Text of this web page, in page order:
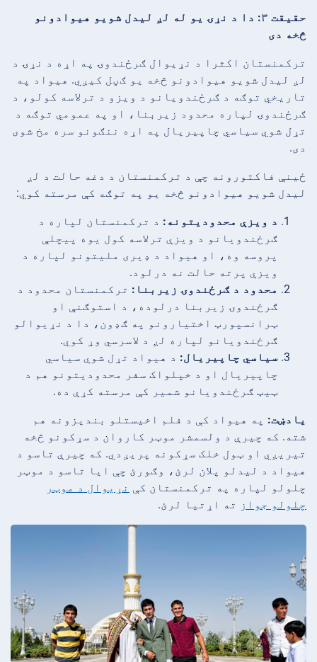
حقیقت ۳: دا د نړۍ یو له لږ لیدل شویو هیوادونو
څخه دی
ترکمنستان اکثرا د نړیوال ګرځندوۍ په اړه د نړۍ د
لږ لیدل شویو هیوادونو څخه یو ګڼل کیږي. هیواد په
تاریخي توګه د ګرځندویانو د ویزو د ترلاسه کولو، د
ګرځندوۍ لپاره محدود زیربنا، او په عمومي توګه د
تړل شوي سیاسي چاپیریال په اړه ننګونو سره مخ شوی
دی.
ځینې فاکتورونه چې د ترکمنستان د دغه حالت د لږ
لیدل شویو هیوادونو څخه یو په توګه کې مرسته کوي:
د ویزې محدودیتونه: د ترکمنستان لپاره د
ګرځندویانو د ویزې ترلاسه کول یوه پیچلې
پروسه وه، او هیواد د ډیری ملیتونو لپاره د
ویزې پرته حالت نه درلود.
محدود د ګرځندوۍ زیربنا: ترکمنستان محدود د
ګرځندوۍ زیربنا درلوده، د استوګنې او
ټرانسپورټ اختیارونو په ګډون، دا د نړیوالو
ګرځندویانو لپاره لږ د لاسرسي وړ کوي.
سیاسي چاپیریال: د هیواد تړل شوي سیاسي
چاپیریال او د خپلواک سفر محدودیتونو هم د
ټیټ ګرځندویانو شمیر کې مرسته کړې ده.
یادښت: په هیواد کې د فلم اخیستلو بندیزونه هم
شته. که چیرې د ولسمشر موټر کاروان د سړکونو څخه
تیریږي او ټول خلک سړکونه پریږدي. که چیرې تاسو د
هیواد د لیدلو پلان لرئ، وګورئ چې ایا تاسو د موټر
چلولو لپاره په ترکمنستان کې نړیوال د موټر
چلولو جواز
ته اړتیا لرئ.